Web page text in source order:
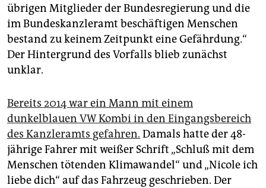
übrigen Mitglieder der Bundesregierung und die
im Bundeskanzleramt beschäftigen Menschen
bestand zu keinem Zeitpunkt eine Gefährdung.“
Der Hintergrund des Vorfalls blieb zunächst
unklar.
Bereits 2014 war ein Mann mit einem
dunkelblauen VW Kombi in den Eingangsbereich
des Kanzleramts gefahren. Damals hatte der 48-
jährige Fahrer mit weißer Schrift „Schluß mit dem
Menschen tötenden Klimawandel“ und „Nicole ich
liebe dich“ auf das Fahrzeug geschrieben. Der